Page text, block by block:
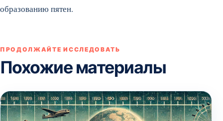
образованию пятен.
ПРОДОЛЖАЙТЕ ИССЛЕДОВАТЬ
Похожие материалы